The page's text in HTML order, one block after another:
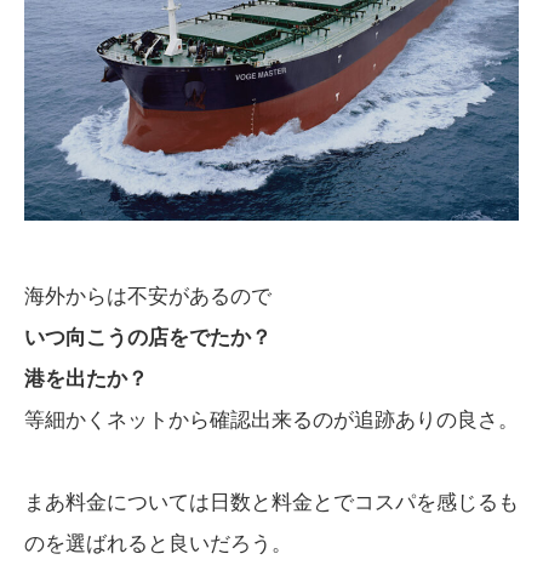
海外からは不安があるので
いつ向こうの店をでたか？
港を出たか？
等細かくネットから確認出来るのが追跡ありの良さ。
まあ料金については日数と料金とでコスパを感じるも
のを選ばれると良いだろう。